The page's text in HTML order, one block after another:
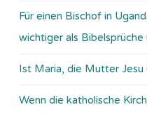
Für einen Bischof in
wichtiger als
Ist Maria, die Mutter Jesu
Wenn die katholische